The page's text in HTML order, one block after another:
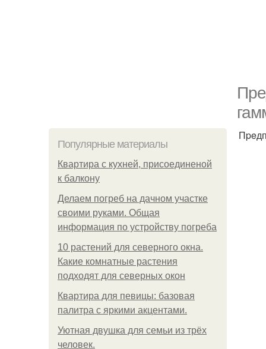
Популярные материалы
Квартира с кухней, присоединеной
к балкону
Делаем погреб на дачном участке
своими руками. Общая
информация по устройству погреба
10 растений для северного окна.
Какие комнатные растения
подходят для северных окон
Квартира для певицы: базовая
палитра с яркими акцентами.
Уютная двушка для семьи из трёх
человек.